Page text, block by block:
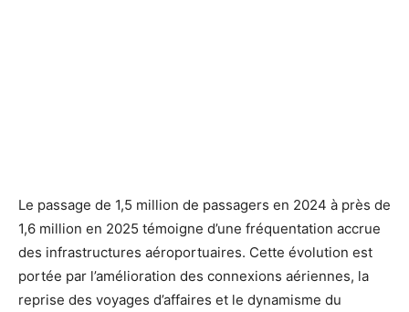
Le passage de 1,5 million de passagers en 2024 à près de
1,6 million en 2025 témoigne d’une fréquentation accrue
des infrastructures aéroportuaires. Cette évolution est
portée par l’amélioration des connexions aériennes, la
reprise des voyages d’affaires et le dynamisme du